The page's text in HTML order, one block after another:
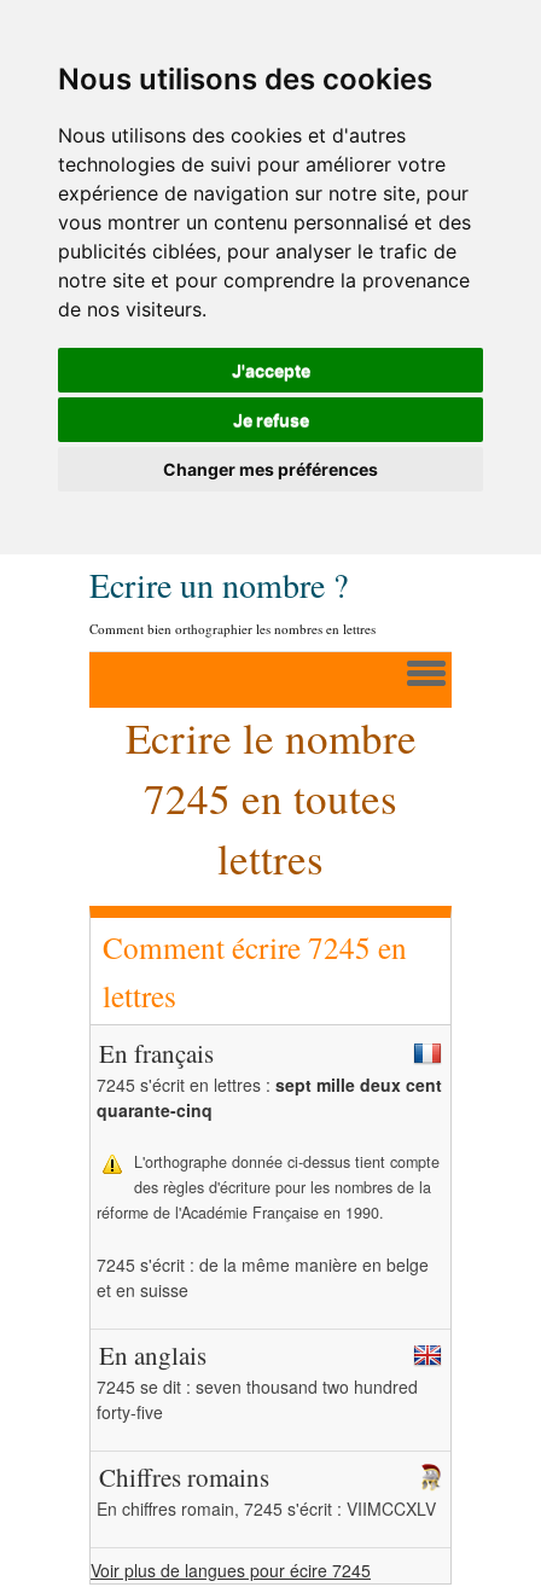
Nous utilisons des cookies
Nous utilisons des cookies et d'autres
technologies de suivi pour améliorer votre
expérience de navigation sur notre site, pour
vous montrer un contenu personnalisé et des
publicités ciblées, pour analyser le trafic de
notre site et pour comprendre la provenance
de nos visiteurs.
J'accepte
Je refuse
Changer mes préférences
Ecrire un nombre ?
Comment bien orthographier les nombres en lettres
Ecrire le nombre
7245 en toutes
lettres
Comment écrire 7245 en
lettres
En français
7245 s'écrit en lettres : sept mille deux cent
quarante-cinq
L'orthographe donnée ci-dessus tient compte
des règles d'écriture pour les nombres de la
réforme de l'Académie Française en 1990.
7245 s'écrit : de la même manière en belge
et en suisse
En anglais
7245 se dit : seven thousand two hundred
forty-five
Chiffres romains
En chiffres romain, 7245 s'écrit : VIIMCCXLV
Voir plus de langues pour écire 7245